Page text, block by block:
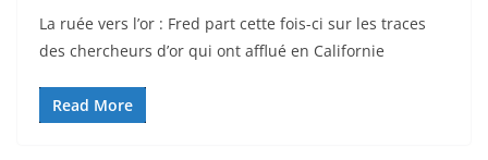
La ruée vers l’or : Fred part cette fois-ci sur les traces
des chercheurs d’or qui ont afflué en Californie
Read More